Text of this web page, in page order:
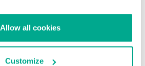
Allow all cookies
Customize